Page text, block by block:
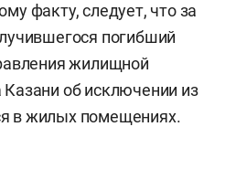
факту, следует, что за
погибший
жилищной
об исключении из
в жилых помещениях.